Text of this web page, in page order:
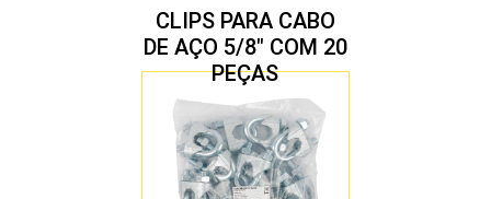
CLIPS PARA CABO
DE AÇO 5/8″ COM 20
PEÇAS